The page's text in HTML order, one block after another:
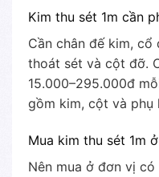
Kim thu sét 1m cần
Cần chân đế kim,
thoát sét và cột đỡ.
15.000–295.000đ
gồm kim, cột và phụ
Mua kim thu sét 1m
Nên mua ở đơn vị